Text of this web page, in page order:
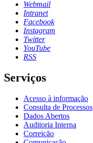
Webmail
Intranet
Facebook
Instagram
Twitter
YouTube
RSS
Serviços
Acesso à informação
Consulta de Processos
Dados Abertos
Auditoria Interna
Correição